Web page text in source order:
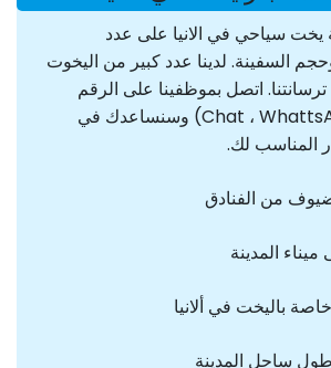
يخت سياحي في الانيا على عدد
السفينة. لدينا عدد كبير من اليخوت
اتصل بموظفينا على الرقم
المحدد (Chat ، WhattsAp) وسنساعدك في
المناسب لك.
من الفنادق
المدينة
خاصة باليخت في ألانيا
ساحل المدينة